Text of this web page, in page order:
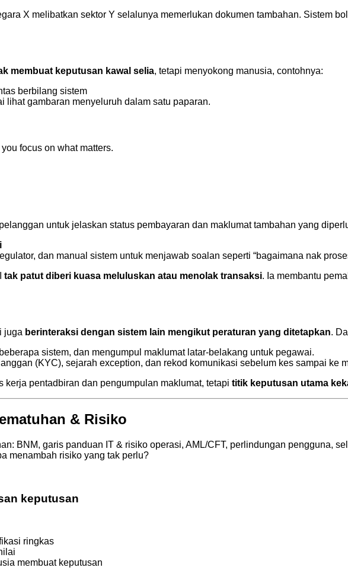
X melibatkan sektor Y selalunya memerlukan dokumen tambahan. Sistem
membuat keputusan kawal selia, tetapi menyokong manusia, contohnya:
berbilang sistem
lihat gambaran menyeluruh dalam satu paparan.
focus on what matters.
untuk jelaskan status pembayaran dan maklumat tambahan yang
dan manual sistem untuk menjawab soalan seperti “bagaimana nak
tak patut diberi kuasa meluluskan atau menolak transaksi. Ia membantu
juga berinteraksi dengan sistem lain mengikut peraturan yang ditetapkan.
sistem, dan mengumpul maklumat latar-belakang untuk pegawai.
(KYC), sejarah exception, dan rekod komunikasi sebelum kes sampai ke
pentadbiran dan pengumpulan maklumat, tetapi titik keputusan utama
& Risiko
BNM, garis panduan IT & risiko operasi, AML/CFT, perlindungan pengguna,
menambah risiko yang tak perlu?
keputusan
ringkas
membuat keputusan